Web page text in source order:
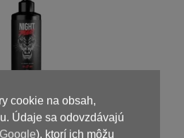
cookie na obsah,
Údaje sa odovzdávajú
Google), ktorí ich môžu
€